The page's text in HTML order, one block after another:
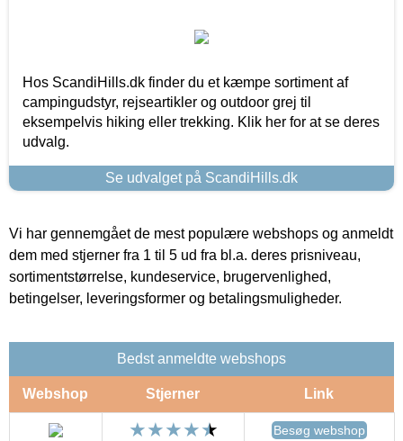
Hos ScandiHills.dk finder du et kæmpe sortiment af
campingudstyr, rejseartikler og outdoor grej til
eksempelvis hiking eller trekking. Klik her for at se deres
udvalg.
Se udvalget på ScandiHills.dk
Vi har gennemgået de mest populære webshops og anmeldt
dem med stjerner fra 1 til 5 ud fra bl.a. deres prisniveau,
sortimentstørrelse, kundeservice, brugervenlighed,
betingelser, leveringsformer og betalingsmuligheder.
Bedst anmeldte webshops
Webshop Stjerner Link
Besøg webshop